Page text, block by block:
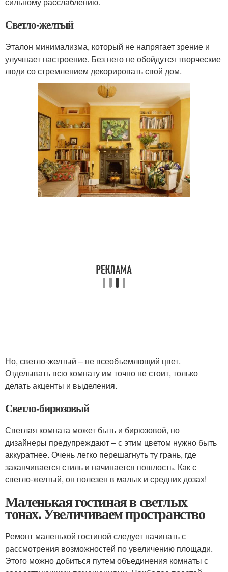
Светло-желтый
Эталон минимализма, который не напрягает зрение и
улучшает настроение. Без него не обойдутся творческие
люди со стремлением декорировать свой дом.
Но, светло-желтый – не всеобъемлющий цвет.
Отделывать всю комнату им точно не стоит, только
делать акценты и выделения.
Светло-бирюзовый
Светлая комната может быть и бирюзовой, но
дизайнеры предупреждают – с этим цветом нужно быть
аккуратнее. Очень легко перешагнуть ту грань, где
заканчивается стиль и начинается пошлость. Как с
светло-желтый, он полезен в малых и средних дозах!
Маленькая гостиная в светлых
тонах. Увеличиваем пространство
Ремонт маленькой гостиной следует начинать с
рассмотрения возможностей по увеличению площади.
Этого можно добиться путем объединения комнаты с